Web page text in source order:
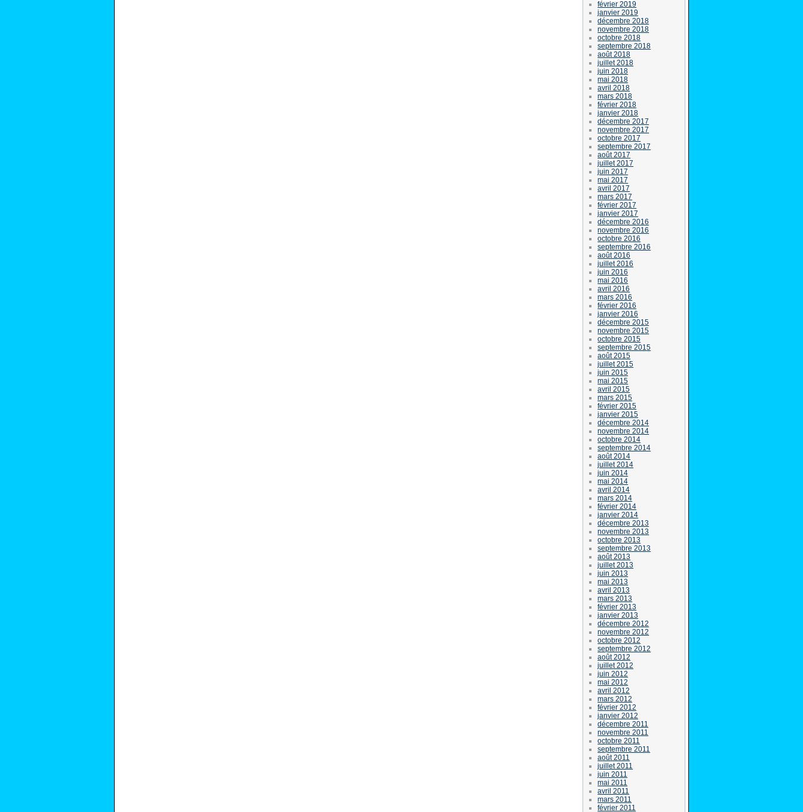
février 2019
janvier 2019
décembre 2018
novembre 2018
octobre 2018
septembre 2018
août 2018
juillet 2018
juin 2018
mai 2018
avril 2018
mars 2018
février 2018
janvier 2018
décembre 2017
novembre 2017
octobre 2017
septembre 2017
août 2017
juillet 2017
juin 2017
mai 2017
avril 2017
mars 2017
février 2017
janvier 2017
décembre 2016
novembre 2016
octobre 2016
septembre 2016
août 2016
juillet 2016
juin 2016
mai 2016
avril 2016
mars 2016
février 2016
janvier 2016
décembre 2015
novembre 2015
octobre 2015
septembre 2015
août 2015
juillet 2015
juin 2015
mai 2015
avril 2015
mars 2015
février 2015
janvier 2015
décembre 2014
novembre 2014
octobre 2014
septembre 2014
août 2014
juillet 2014
juin 2014
mai 2014
avril 2014
mars 2014
février 2014
janvier 2014
décembre 2013
novembre 2013
octobre 2013
septembre 2013
août 2013
juillet 2013
juin 2013
mai 2013
avril 2013
mars 2013
février 2013
janvier 2013
décembre 2012
novembre 2012
octobre 2012
septembre 2012
août 2012
juillet 2012
juin 2012
mai 2012
avril 2012
mars 2012
février 2012
janvier 2012
décembre 2011
novembre 2011
octobre 2011
septembre 2011
août 2011
juillet 2011
juin 2011
mai 2011
avril 2011
mars 2011
février 2011